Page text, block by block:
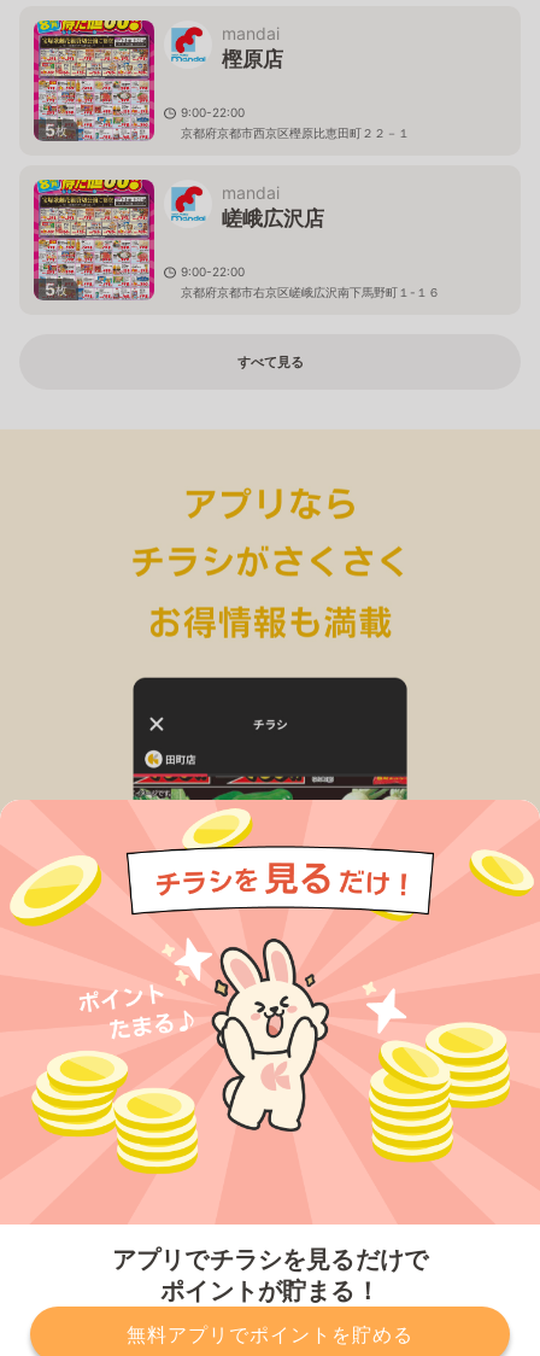
アプリでチラシを見るだけで
ポイントが貯まる！
無料アプリでポイントを貯める
5枚
mandai
樫原店
9:00-22:00
京都府京都市西京区樫原比恵田町２２－１
5枚
mandai
嵯峨広沢店
9:00-22:00
京都府京都市右京区嵯峨広沢南下馬野町１-１６
すべて見る